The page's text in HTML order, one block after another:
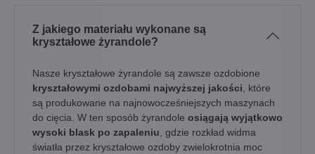
Z jakiego materiału wykonane są
kryształowe żyrandole?
Nasze kryształowe żyrandole są zawsze ozdobione
kryształowymi ozdobami najwyższej jakości , które
są produkowane na najnowocześniejszych maszynach
do cięcia. W ten sposób żyrandole osiągają wyjątkowo
wysoki blask po zapaleniu , gdzie rozkład widma
światła przez kryształowe ozdoby zwielokrotnia moc